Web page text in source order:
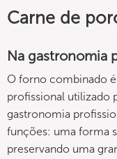
Carne de
Na gastronomia
O forno combinado
profissional utilizado
gastronomia
funções: uma forma
preservando uma